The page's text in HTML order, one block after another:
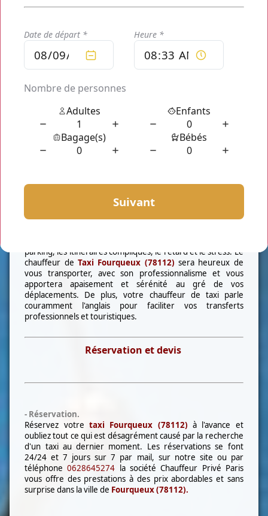
Mise à disposition
- Flotte de Véhicule.
avons des voitures de prestige haut de gamme. Nous
mettons à votre dispositions des
berline
chargeant jusqu'à
4 personnes. Pour un voyage en famille ou en groupe,
nous vous proposons notre flotte deminibus
accueillir jusqu'à 7 personnes avec leur valise respective.
il y aussi la WIFI, chargeur pour tout type de téléphone,
siège bébé mise à disposition gratuitement.
parking, les itinéraires compliqués, le retard et le stress. Le
chauffeur de Taxi Fourqueux (78112)sera heureux de
vous transporter, avec son professionnalisme et vous
apportera apaisement et sérénité au gré de vos
déplacements. De plus, votre chauffeur de taxi parle
couramment l'anglais pour faciliter vos transferts
professionnels et touristiques.
Réservation et devis
- Réservation.
Réservez votre taxi Fourqueux (78112)à l'avance et
oubliez tout ce qui est désagrément causé par la recherche
d'un taxi au dernier moment. Les réservations se font
24/24 et 7 jours sur 7 par mail, sur notre site ou par
téléphone0628645274 la société Chauffeur Privé Paris
vous offre des prestations à des prix abordables et sans
surprise dans la ville de Fourqueux (78112).